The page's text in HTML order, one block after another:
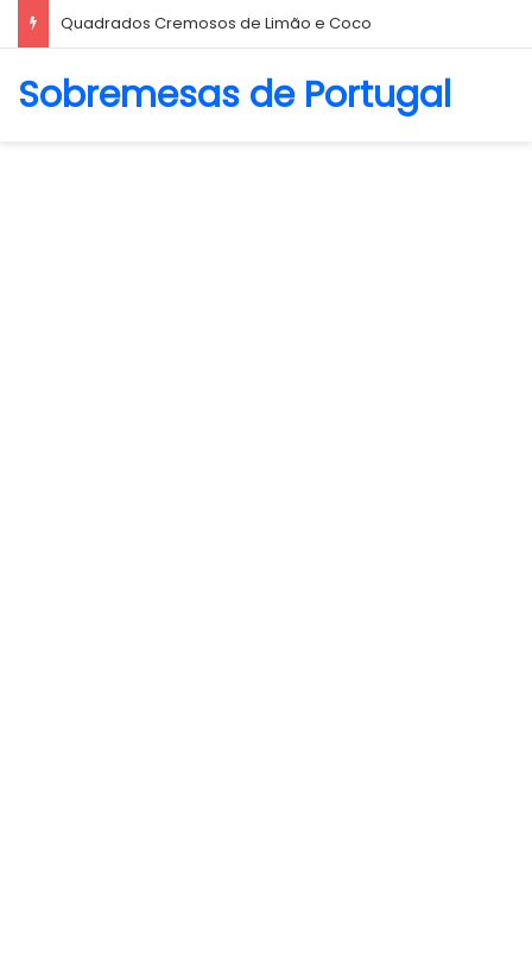
Quadrados Cremosos de Limão e Coco
Sobremesas de Portugal